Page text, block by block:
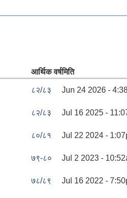
आर्थिक वर्षमिति
८२/८३ Jun 24 2026 -
८२/८३ Jul 16 2025 -
८०/८१ Jul 22 2024 -
७९-८० Jul 2 2023 -
७८/८९ Jul 16 2022 -